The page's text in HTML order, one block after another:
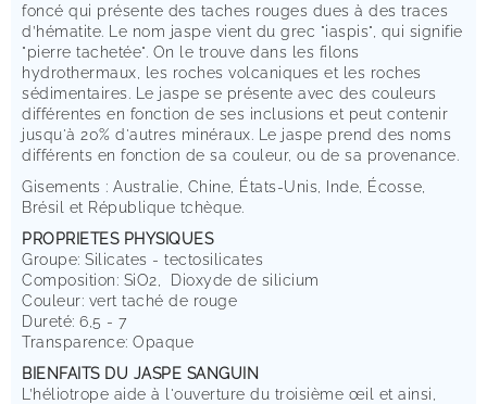
foncé qui présente des taches rouges dues à des traces
d’hématite. Le nom jaspe vient du grec "iaspis", qui signifie
"pierre tachetée". On le trouve dans les filons
hydrothermaux, les roches volcaniques et les roches
sédimentaires. Le jaspe se présente avec des couleurs
différentes en fonction de ses inclusions et peut contenir
jusqu'à 20% d'autres minéraux. Le jaspe prend des noms
différents en fonction de sa couleur, ou de sa provenance.
Gisements : Australie, Chine, États-Unis, Inde, Écosse,
Brésil et République tchèque.
PROPRIETES PHYSIQUES
Groupe: Silicates - tectosilicates
Composition: SiO2, Dioxyde de silicium
Couleur: vert taché de rouge
Dureté: 6,5 - 7
Transparence: Opaque
BIENFAITS DU JASPE SANGUIN
L’héliotrope aide à l'ouverture du troisième œil et ainsi,